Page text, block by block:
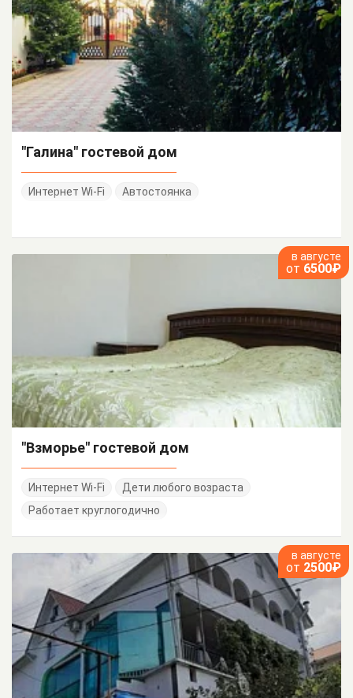
"Галина" гостевой дом
Интернет Wi-Fi Автостоянка
в августе
от 6500₽
"Взморье" гостевой дом
Интернет Wi-Fi
Дети любого возраста
Работает круглогодично
в августе
от 2500₽